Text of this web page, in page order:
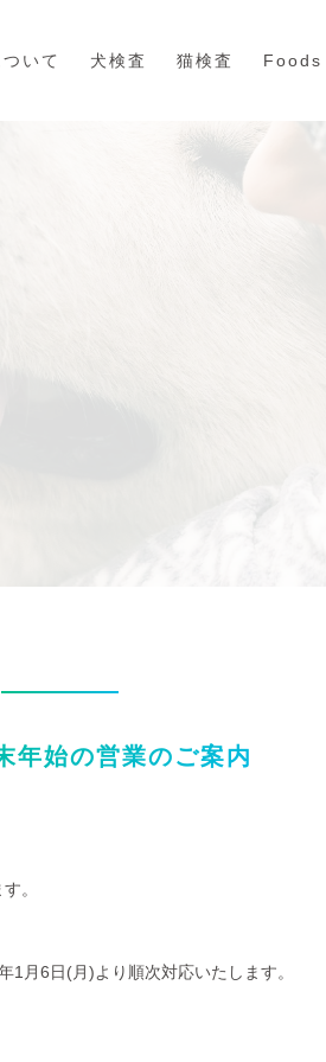
いて 犬検査 猫検査 Foods
年始の営業のご案内
。
月6日(月)より順次対応いたします。